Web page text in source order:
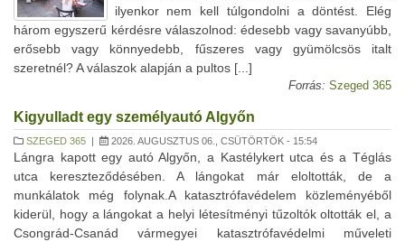
ilyenkor nem kell túlgondolni a döntést. Elég
három egyszerű kérdésre válaszolnod: édesebb vagy savanyúbb,
erősebb vagy könnyedebb, fűszeres vagy gyümölcsös italt
szeretnél? A válaszok alapján a pultos [...]
Forrás: Szeged 365
Kigyulladt egy személyautó Algyőn
SZEGED 365 | 2026. AUGUSZTUS 06., CSÜTÖRTÖK - 15:54
Lángra kapott egy autó Algyőn, a Kastélykert utca és a Téglás
utca kereszteződésében. A lángokat már eloltották, de a
munkálatok még folynak.A katasztrófavédelem közleményéből
kiderül, hogy a lángokat a helyi létesítményi tűzoltók oltották el, a
Csongrád-Csanád vármegyei katasztrófavédelmi műveleti